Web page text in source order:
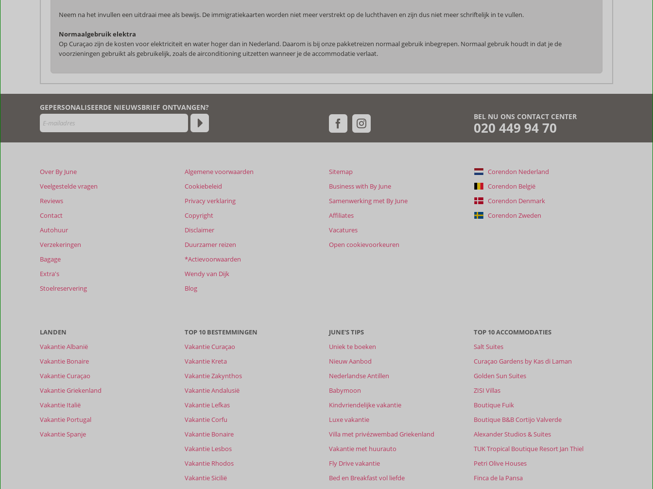
Neem na het invullen een uitdraai mee als bewijs. De immigratiekaarten worden niet meer verstrekt op de luchthaven en zijn dus niet meer schriftelijk in te vullen.
Normaalgebruik elektra
Op Curaçao zijn de kosten voor elektriciteit en water hoger dan in Nederland. Daarom is bij onze pakketreizen normaal gebruik inbegrepen. Normaal gebruik houdt in dat je de
voorzieningen gebruikt als gebruikelijk, zoals de airconditioning uitzetten wanneer je de accommodatie verlaat.
door
klanten
in
Pasha
zijn
worden
relevantie
de
getoonde
te
garanderen.
info
over
BEL NU ONS CONTACT CENTER
020 449 94 70
GEPERSONALISEERDE NIEUWSBRIEF ONTVANGEN?
Over By June
Veelgestelde vragen
Reviews
Contact
Autohuur
Verzekeringen
Bagage
Extra's
Stoelreservering
Algemene voorwaarden
Cookiebeleid
Privacy verklaring
Copyright
Disclaimer
Duurzamer reizen
*Actievoorwaarden
Wendy van Dijk
Blog
Sitemap
Business with By June
Samenwerking met By June
Affiliates
Vacatures
Open cookievoorkeuren
Corendon Nederland
Corendon België
Corendon Denmark
Corendon Zweden
LANDEN
Vakantie Albanië
Vakantie Bonaire
Vakantie Curaçao
Vakantie Griekenland
Vakantie Italië
Vakantie Portugal
Vakantie Spanje
TOP 10 BESTEMMINGEN
Vakantie Curaçao
Vakantie Kreta
Vakantie Zakynthos
Vakantie Andalusië
Vakantie Lefkas
Vakantie Corfu
Vakantie Bonaire
Vakantie Lesbos
Vakantie Rhodos
Vakantie Sicilië
JUNE'S TIPS
Uniek te boeken
Nieuw Aanbod
Nederlandse Antillen
Babymoon
Kindvriendelijke vakantie
Luxe vakantie
Villa met privézwembad Griekenland
Vakantie met huurauto
Fly Drive vakantie
Bed en Breakfast vol liefde
TOP 10 ACCOMMODATIES
Salt Suites
Curaçao Gardens by Kas di Laman
Golden Sun Suites
ZISI Villas
Boutique Fuik
Boutique B&B Cortijo Valverde
Alexander Studios & Suites
TUK Tropical Boutique Resort Jan Thiel
Petri Olive Houses
Finca de la Pansa